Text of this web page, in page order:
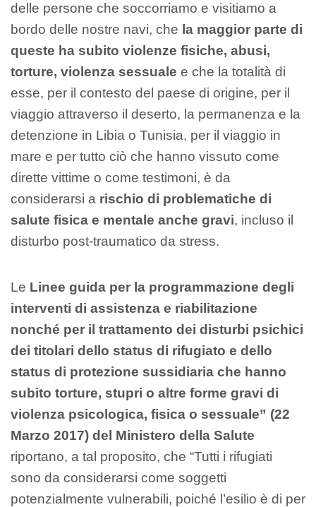
delle persone che soccorriamo e visitiamo a
bordo delle nostre navi, che la maggior parte di
queste ha subito violenze fisiche, abusi,
torture, violenza sessuale e che la totalità di
esse, per il contesto del paese di origine, per il
viaggio attraverso il deserto, la permanenza e la
detenzione in Libia o Tunisia, per il viaggio in
mare e per tutto ciò che hanno vissuto come
dirette vittime o come testimoni, è da
considerarsi a rischio di problematiche di
salute fisica e mentale anche gravi, incluso il
disturbo post-traumatico da stress.
Le Linee guida per la programmazione degli
interventi di assistenza e riabilitazione
nonché per il trattamento dei disturbi psichici
dei titolari dello status di rifugiato e dello
status di protezione sussidiaria che hanno
subito torture, stupri o altre forme gravi di
violenza psicologica, fisica o sessuale” (22
Marzo 2017) del Ministero della Salute
riportano, a tal proposito, che “Tutti i rifugiati
sono da considerarsi come soggetti
potenzialmente vulnerabili, poiché l’esilio è di per